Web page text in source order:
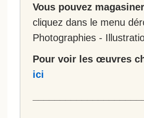
Vous pouvez
cliquez dans le menu
Photographies -
Pour voir les œuvres
ici